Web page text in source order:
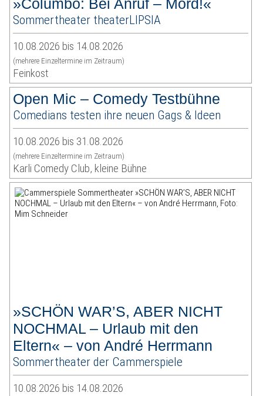
»Columbo: Bei Anruf – Mord!«
Sommertheater theaterLIPSIA
10.08.2026 bis 14.08.2026
(mehrere Einzeltermine im Zeitraum)
Feinkost
Open Mic – Comedy Testbühne
Comedians testen ihre neuen Gags & Ideen
10.08.2026 bis 31.08.2026
(mehrere Einzeltermine im Zeitraum)
Karli Comedy Club, kleine Bühne
»SCHÖN WAR’S, ABER NICHT
NOCHMAL – Urlaub mit den
Eltern« – von André Herrmann
Sommertheater der Cammerspiele
10.08.2026 bis 14.08.2026